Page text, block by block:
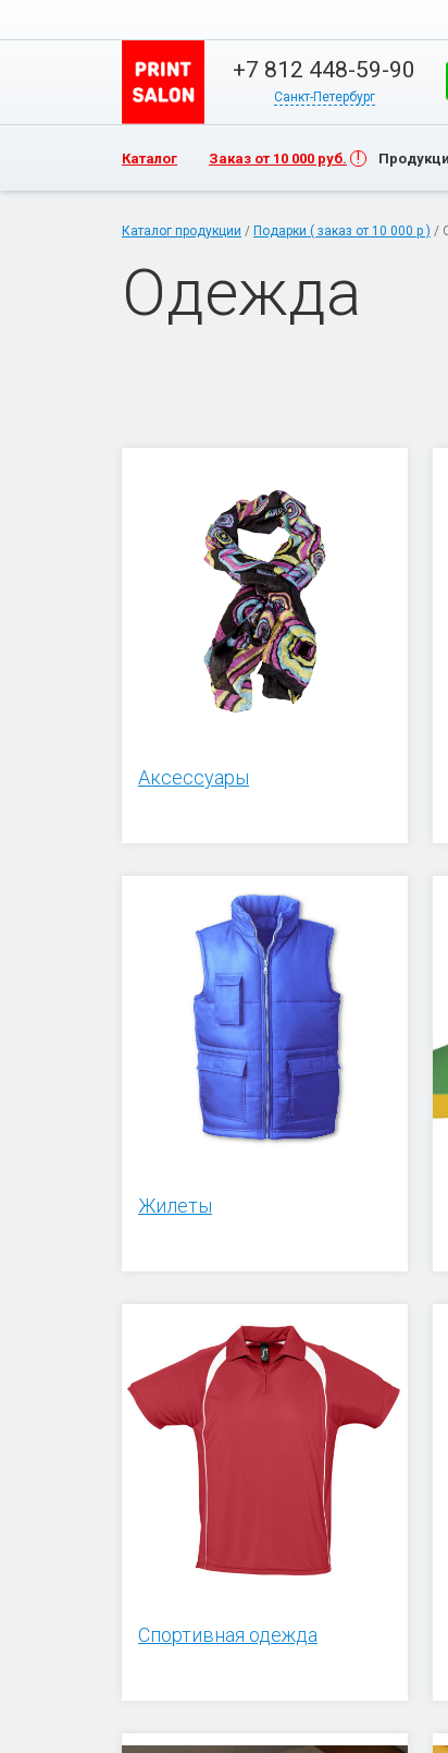
+7 812 448-59-90
Санкт-Петербург
Каталог Заказ от 10 000 руб.
Каталог продукции / Подарки ( заказ от 10 000 р ) /
Одежда
Аксессуары
Жилеты
Спортивная одежда